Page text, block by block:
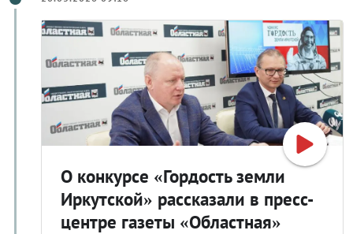
О конкурсе «Гордость земли
Иркутской» рассказали в пресс-
центре газеты «Областная»